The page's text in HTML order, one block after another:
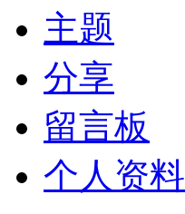
主题
分享
留言板
个人资料